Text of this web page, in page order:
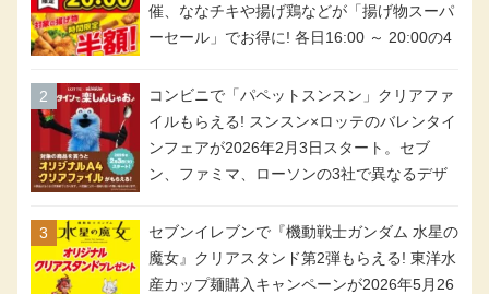
催、ななチキや揚げ鶏などが「揚げ物スーパ
ーセール」でお得に! 各日16:00 ～ 20:00の4
アメリカンドッグが税抜き69円!
コンビニで「パペットスンスン」クリアファ
イルもらえる! スンスン×ロッテのバレンタイ
ンフェアが2026年2月3日スタート。セブ
ン、ファミマ、ローソンの3社で異なるデザ
セブンイレブンで『機動戦士ガンダム 水星の
魔女』クリアスタンド第2弾もらえる! 東洋水
産カップ麺購入キャンペーンが2026年5月26